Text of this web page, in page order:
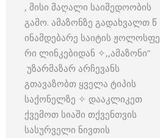
, მისი მაღალი საიმედოობის
გამო. ამაზონზე გადახვალთ წ
ინამდებარე საიტის ჟოლოსფე
რი ლინკებიდან ✧,,ამაზონი”
უზარმაზარ არჩევანს
გთავაზობთ ყველა ტიპის
საქონელზე ✧ დააკლიკეთ
ქვემოთ სიაში თქვენთვის
სასურველი ნივთის